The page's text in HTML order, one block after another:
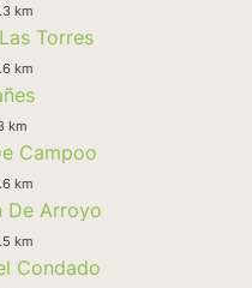
km
Torres
km
km
Campoo
km
De Arroyo
km
Condado